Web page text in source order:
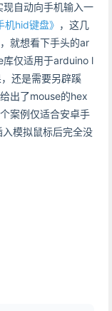
自动向手机输入一
机hid键盘》 ，这几
就想看下手头的ar
仅适用于arduino l
还是需要另辟蹊
出了mouse的hex
案例仅适合安卓手
模拟鼠标后完全没